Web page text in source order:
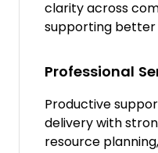
clarity across
supporting better
Professional
Productive
delivery with
resource